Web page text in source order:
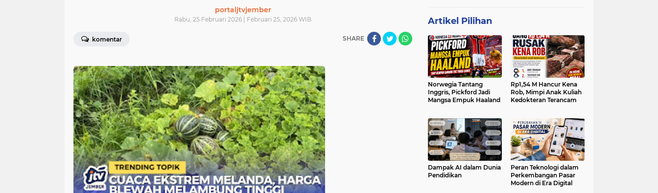
portaljtvjember
Rabu, 25 Februari 2026 | Februari 25, 2026 WIB
komentar SHARE
Artikel Pilihan
Norwegia Tantang
Inggris, Pickford Jadi
Mangsa Empuk Haaland
Rp1,54 M Hancur Kena
Rob, Mimpi Anak Kuliah
Kedokteran Terancam
Dampak AI dalam Dunia
Pendidikan
Peran Teknologi dalam
Perkembangan Pasar
Modern di Era Digital